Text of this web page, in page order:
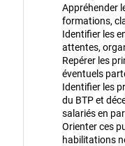
Appréhender
formations,
Identifier les
attentes,
Repérer les
éventuels
Identifier les
du BTP et
salariés en
Orienter ces
habilitations